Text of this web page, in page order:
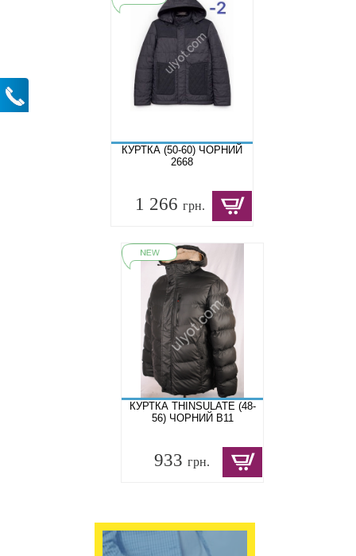
КУРТКА (50-60) ЧОРНИЙ
2668
1 266грн.
КУРТКА THINSULATE (48-
56) ЧОРНИЙ B11
933 грн.